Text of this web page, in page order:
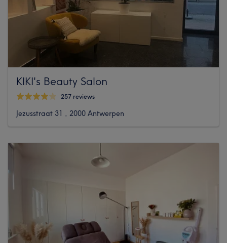
KIKI's Beauty Salon
257 reviews
Jezusstraat 31 , 2000 Antwerpen